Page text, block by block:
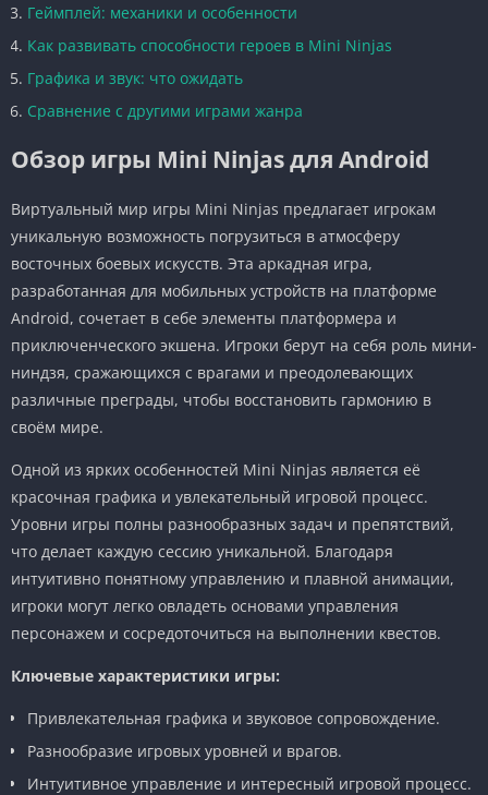
Геймплей: механики и особенности
Как развивать способности героев в Mini Ninjas
Графика и звук: что ожидать
Сравнение с другими играми жанра
Обзор игры Mini Ninjas для Android
Виртуальный мир игры Mini Ninjas предлагает игрокам
уникальную возможность погрузиться в атмосферу
восточных боевых искусств. Эта аркадная игра,
разработанная для мобильных устройств на платформе
Android, сочетает в себе элементы платформера и
приключенческого экшена. Игроки берут на себя роль мини-
ниндзя, сражающихся с врагами и преодолевающих
различные преграды, чтобы восстановить гармонию в
своём мире.
Одной из ярких особенностей Mini Ninjas является её
красочная графика и увлекательный игровой процесс.
Уровни игры полны разнообразных задач и препятствий,
что делает каждую сессию уникальной. Благодаря
интуитивно понятному управлению и плавной анимации,
игроки могут легко овладеть основами управления
персонажем и сосредоточиться на выполнении квестов.
Ключевые характеристики игры:
Привлекательная графика и звуковое сопровождение.
Разнообразие игровых уровней и врагов.
Интуитивное управление и интересный игровой процесс.